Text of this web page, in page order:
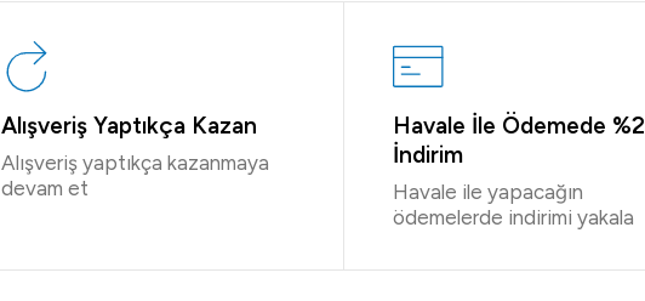
Alışveriş Yaptıkça Kazan
Alışveriş yaptıkça kazanmaya
devam et
Havale İle Ödemede %2
İndirim
Havale ile yapacağın
ödemelerde indirimi yakala